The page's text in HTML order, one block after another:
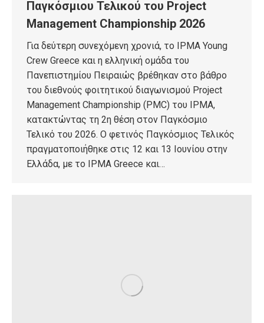
Παγκόσμιου Τελικού του Project
Management Championship 2026
Για δεύτερη συνεχόμενη χρονιά, το IPMA Young
Crew Greece και η ελληνική ομάδα του
Πανεπιστημίου Πειραιώς βρέθηκαν στο βάθρο
του διεθνούς φοιτητικού διαγωνισμού Project
Management Championship (PMC) του IPMA,
κατακτώντας τη 2η θέση στον Παγκόσμιο
Τελικό του 2026. Ο φετινός Παγκόσμιος Τελικός
πραγματοποιήθηκε στις 12 και 13 Ιουνίου στην
Ελλάδα, με το IPMA Greece και…